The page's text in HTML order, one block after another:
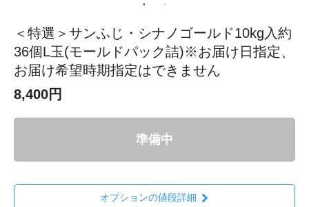
＜特選＞サンふじ・シナノゴールド10kg入約
36個L玉(モールドパック詰)※お届け日指定、
お届け希望時期指定はできません
8,400円
準備中
オプションの値段詳細